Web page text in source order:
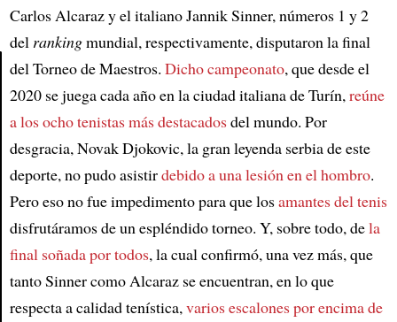
Article
Carlos Alcaraz y el italiano Jannik Sinner, números 1 y 2
del rankingmundial, respectivamente, disputaron la final
del Torneo de Maestros. Dicho campeonato, que desde el
2020 se juega cada año en la ciudad italiana de Turín,reúne
a los ocho tenistas más destacadosdel mundo. Por
desgracia, Novak Djokovic, la gran leyenda serbia de este
deporte, no pudo asistirdebido a una lesión en el hombro.
Pero eso no fue impedimento para que losamantes del tenis
disfrutáramos de un espléndido torneo. Y, sobre todo, dela
final soñada por todos, la cual confirmó, una vez más, que
tanto Sinner como Alcaraz se encuentran, en lo que
respecta a calidad tenística,varios escalones por encima de